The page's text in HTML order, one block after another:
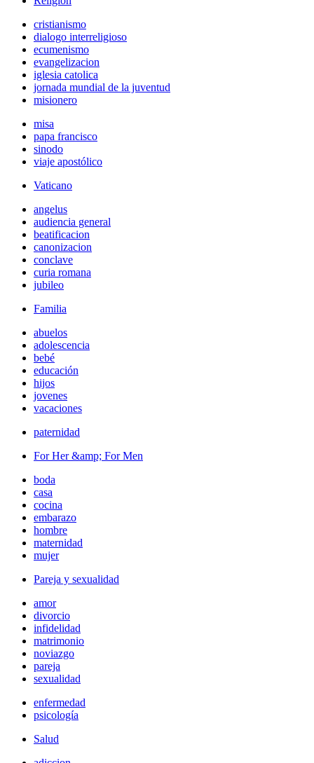
cristianismo
dialogo interreligioso
ecumenismo
evangelizacion
iglesia catolica
jornada mundial de la juventud
misionero
misa
papa francisco
sinodo
viaje apostólico
Vaticano
angelus
audiencia general
beatificacion
canonizacion
conclave
curia romana
jubileo
Familia
abuelos
adolescencia
bebé
educación
hijos
jovenes
vacaciones
paternidad
For Her &amp; For Men
boda
casa
cocina
embarazo
hombre
maternidad
mujer
Pareja y sexualidad
amor
divorcio
infidelidad
matrimonio
noviazgo
pareja
sexualidad
enfermedad
psicología
Salud